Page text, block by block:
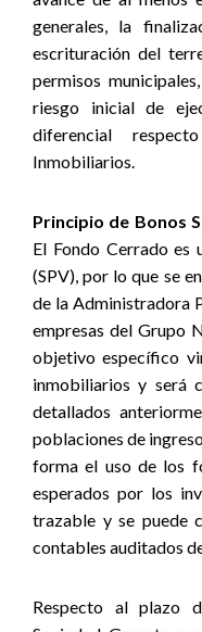
generales, la
escrituración del
permisos
riesgo inicial de
diferencial
Inmobiliarios.
Principio de Bonos
El Fondo Cerrado es
(SPV), por lo que se
de la Administradora
empresas del Grupo
objetivo específico
inmobiliarios y será
detallados
poblaciones de
forma el uso de los
esperados por los
trazable y se puede
contables auditados
Respecto al plazo